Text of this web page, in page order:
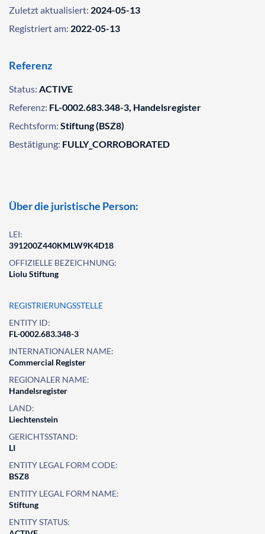
Zuletzt aktualisiert: 2024-05-13
Registriert am: 2022-05-13
Referenz
Status: ACTIVE
Referenz: FL-0002.683.348-3, Handelsregister
Rechtsform: Stiftung (BSZ8)
Bestätigung: FULLY_CORROBORATED
Über die juristische Person:
LEI:
391200Z440KMLW9K4D18
OFFIZIELLE BEZEICHNUNG:
Liolu Stiftung
REGISTRIERUNGSSTELLE
ENTITY ID:
FL-0002.683.348-3
INTERNATIONALER NAME:
Commercial Register
REGIONALER NAME:
Handelsregister
LAND:
Liechtenstein
GERICHTSSTAND:
LI
ENTITY LEGAL FORM CODE:
BSZ8
ENTITY LEGAL FORM NAME:
Stiftung
ENTITY STATUS: